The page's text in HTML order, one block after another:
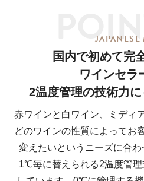
JAPANESE
国内で初めて完
ワインセラ
2温度管理の技術力に
赤ワインと白ワイン、ミディ
どのワインの性質によってお
変えたいというニーズに合
1℃毎に替えられる2温度管